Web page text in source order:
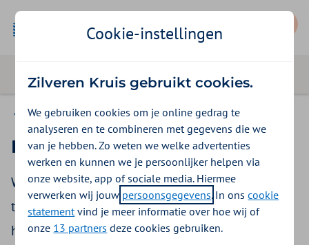
Beter voor jou
Beter voor jou
Wij moedigen zorgverleners aan om nieuwe
technieken te gebruiken én denken mee over
hoe dat te financieren en in te voeren in het
Cookie-instellingen
Zilveren Kruis gebruikt cookies.
We gebruiken cookies om je online gedrag te
analyseren en te combineren met gegevens die we
van je hebben. Zo weten we welke advertenties
werken en kunnen we je persoonlijker helpen via
onze website, app of sociale media. Hiermee
verwerken wij jouw persoonsgegevens. In onscookie
statementvind je meer informatie over hoe wij of
onze 13 partners deze cookies gebruiken.